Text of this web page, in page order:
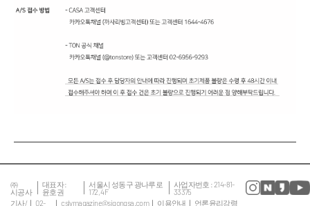
㈜
시공사
대표자 :
윤호권
서울시 성동구 광나루로
172, 4F
사업자번호 : 214-81-
33375
기사/
02-
cslvmagazine@sigongsa.com 이용안내 언론윤리강령